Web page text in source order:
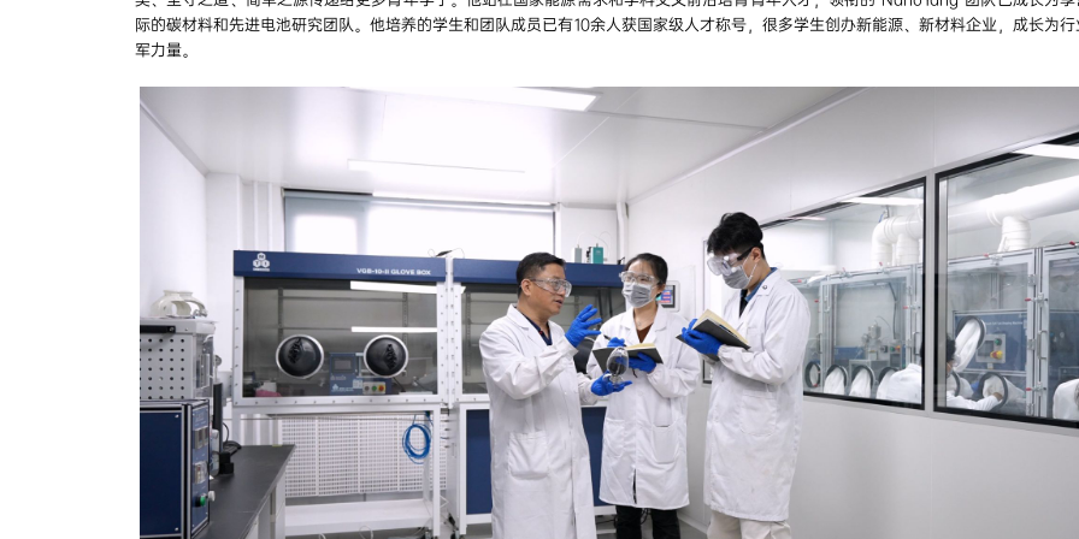
际的碳材料和先进电池研究团队。他培养的学生和团队成员已有10余人获国家级人才称号，很多学生创办新能源、新材料企业，成长为
军力量。